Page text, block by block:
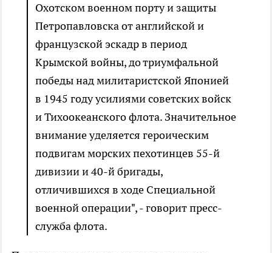
Охотском военном порту и защиты
Петропавловска от английской и
французской эскадр в период
Крымской войны, до триумфальной
победы над милитаристской Японией
в 1945 году усилиями советских войск
и Тихоокеанского флота. Значительное
внимание уделяется героическим
подвигам морских пехотинцев 55-й
дивизии и 40-й бригады,
отличившихся в ходе Специальной
военной операции", - говорит пресс-
служба флота.